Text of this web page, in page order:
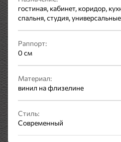
гостиная, кабинет, коридор,
спальня, студия, универсальные
Раппорт:
0 см
Материал:
винил на флизелине
Стиль:
Современный